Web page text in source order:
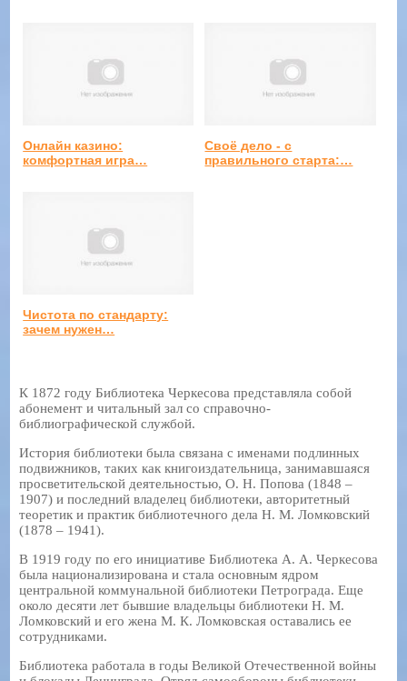
Онлайн казино:
комфортная игра…
Своё дело - с
правильного старта:…
Чистота по стандарту:
зачем нужен…
К 1872 году Библиотека Черкесова представляла собой
абонемент и читальный зал со справочно-
библиографической службой.
История библиотеки была связана с именами подлинных
подвижников, таких как книгоиздательница, занимавшаяся
просветительской деятельностью, О. Н. Попова (1848 –
1907) и последний владелец библиотеки, авторитетный
теоретик и практик библиотечного дела Н. М. Ломковский
(1878 – 1941).
В 1919 году по его инициативе Библиотека А. А. Черкесова
была национализирована и стала основным ядром
центральной коммунальной библиотеки Петрограда. Еще
около десяти лет бывшие владельцы библиотеки Н. М.
Ломковский и его жена М. К. Ломковская оставались ее
сотрудниками.
Библиотека работала в годы Великой Отечественной войны